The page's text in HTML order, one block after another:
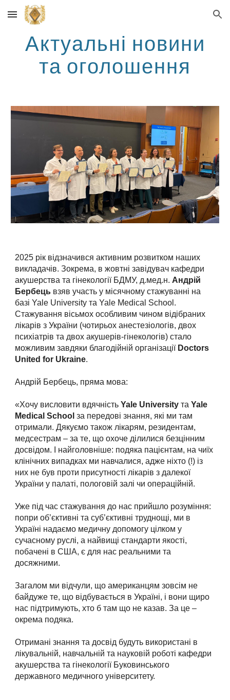
Skip to main content Skip to navigation
Актуальні новини
та оголошення
2025 рік відзначився активним розвитком наших
викладачів. Зокрема, в жовтні завідувач кафедри
акушерства та гінекології БДМУ, д.мед.н. Андрій
Бербець взяв участь у місячному стажуванні на
базі Yale University та Yale Medical School.
Стажування вісьмох особливим чином відібраних
лікарів з України (чотирьох анестезіологів, двох
психіатрів та двох акушерів-гінекологів) стало
можливим завдяки благодійній організації Doctors
United for Ukraine.
Андрій Бербець, пряма мова:
«Хочу висловити вдячністьYale UniversityтаYale
Medical Schoolза передові знання, які ми там
отримали. Дякуємо також лікарям, резидентам,
медсестрам – за те, що охоче ділилися безцінним
досвідом. І найголовніше: подяка пацієнтам, на чиїх
клінічних випадках ми навчалися, адже ніхто (!) із
них не був проти присутності лікарів з далекої
України у палаті, пологовій залі чи операційній.
Уже під час стажування до нас прийшло розуміння:
попри об’єктивні та суб’єктивні труднощі, ми в
Україні надаємо медичну допомогу цілком у
сучасному руслі, а найвищі стандарти якості,
побачені в США, є для нас реальними та
досяжними.
Загалом ми відчули, що американцям зовсім не
байдуже те, що відбувається в Україні, і вони щиро
нас підтримують, хто б там що не казав. За це –
окрема подяка.
Отримані знання та досвід будуть використані в
лікувальній, навчальній та науковій роботі кафедри
акушерства та гінекології Буковинського
державного медичного університету.